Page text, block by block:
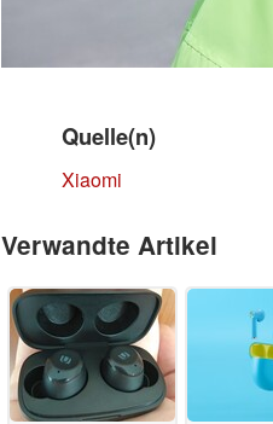
Quelle(n)
Xiaomi
Verwandte Artikel